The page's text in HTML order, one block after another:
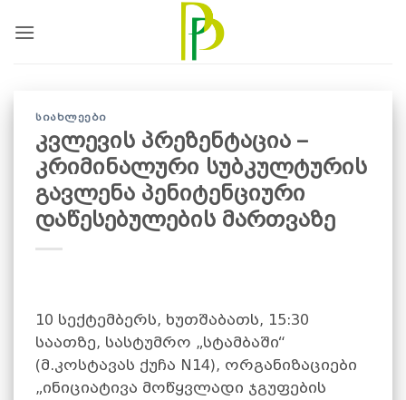
ᲡᲘᲐᲮᲚᲔᲔᲑᲘ
კვლევის პრეზენტაცია –
კრიმინალური სუბკულტურის
გავლენა პენიტენციური
დაწესებულების მართვაზე
10 სექტემბერს, ხუთშაბათს, 15:30
საათზე, სასტუმრო „სტამბაში“
(მ.კოსტავას ქუჩა N14), ორგანიზაციები
„ინიციატივა მოწყვლადი ჯგუფების